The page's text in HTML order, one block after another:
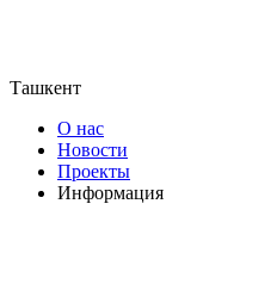
Ташкент
О нас
Новости
Проекты
Информация